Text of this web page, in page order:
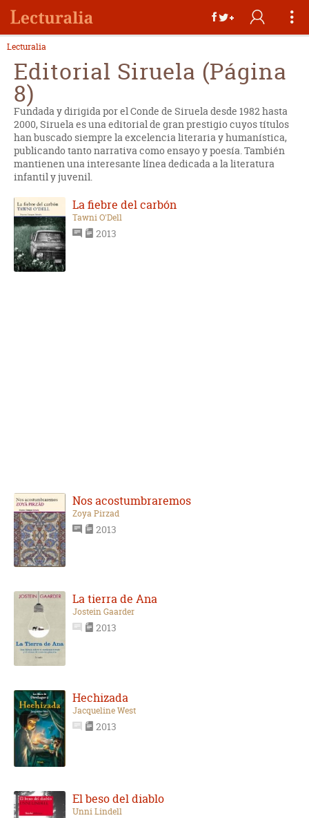
Lecturalia
Editorial Siruela (Página
8)
Fundada y dirigida por el Conde de Siruela desde 1982 hasta
2000, Siruela es una editorial de gran prestigio cuyos títulos
han buscado siempre la excelencia literaria y humanística,
publicando tanto narrativa como ensayo y poesía. También
mantienen una interesante línea dedicada a la literatura
infantil y juvenil.
La fiebre del carbón
Tawni O'Dell
2013
Nos acostumbraremos
Zoya Pirzad
2013
La tierra de Ana
Jostein Gaarder
2013
Hechizada
Jacqueline West
2013
El beso del diablo
Unni Lindell